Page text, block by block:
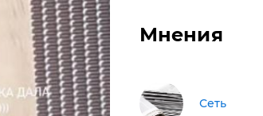
Мнения
Сеть